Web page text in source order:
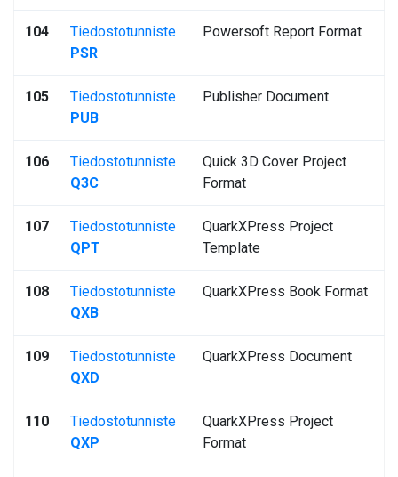
104
Tiedostotunniste
PSR
Powersoft Report Format
105
Tiedostotunniste
PUB
Publisher Document
106
Tiedostotunniste
Q3C
Quick 3D Cover Project
Format
107
Tiedostotunniste
QPT
QuarkXPress Project
Template
108
Tiedostotunniste
QXB
QuarkXPress Book Format
109
Tiedostotunniste
QXD
QuarkXPress Document
110
Tiedostotunniste
QXP
QuarkXPress Project
Format